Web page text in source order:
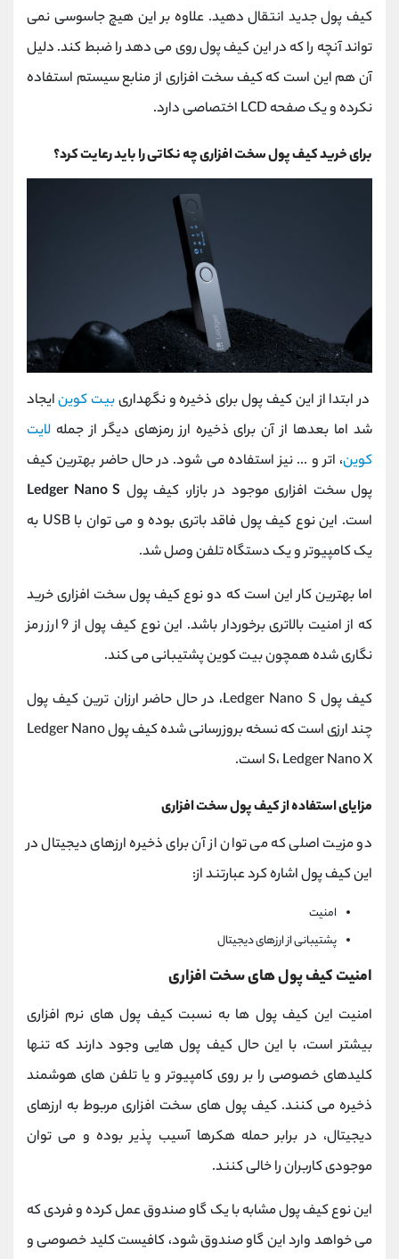
کیف پول جدید انتقال دهید. علاوه بر این هیچ جاسوسی نمی
تواند آنچه را که در این کیف پول روی می دهد را ضبط کند. دلیل
آن هم این است که کیف سخت افزاری از منابع سیستم استفاده
نکرده و یک صفحه LCD اختصاصی دارد.
برای خرید کیف پول سخت افزاری چه نکاتی را باید رعایت کرد؟
در ابتدا از این کیف پول برای ذخیره و نگهداریبیت کوینایجاد
شد اما بعدها از آن برای ذخیره ارز رمزهای دیگر از جمله لایت
کوین، اتر و ... نیز استفاده می شود. در حال حاضر بهترین کیف
پول سخت افزاری موجود در بازار، کیف پول Ledger Nano S
است. این نوع کیف پول فاقد باتری بوده و می توان با USB به
یک کامپیوتر و یک دستگاه تلفن وصل شد.
اما بهترین کار این است که دو نوع کیف پول سخت افزاری خرید
که از امنیت بالاتری برخوردار باشد. این نوع کیف پول از 9 ارز رمز
نگاری شده همچون بیت کوین پشتیبانی می کند.
کیف پول Ledger Nano S، در حال حاضر ارزان ترین کیف پول
چند ارزی است که نسخه بروزرسانی شده کیف پول Ledger Nano
S، Ledger Nano X است.
مزایای استفاده از کیف پول سخت افزاری
دو مزیت اصلی که می توان از آن برای ذخیره ارزهای دیجیتال در
این کیف پول اشاره کرد عبارتند از:
امنیت
پشتیبانی از ارزهای دیجیتال
امنیت کیف پول های سخت افزاری
امنیت این کیف پول ها به نسبت کیف پول های نرم افزاری
بیشتر است، با این حال کیف پول هایی وجود دارند که تنها
کلیدهای خصوصی را بر روی کامپیوتر و یا تلفن های هوشمند
ذخیره می کنند. کیف پول های سخت افزاری مربوط به ارزهای
دیجیتال، در برابر حمله هکرها آسیب پذیر بوده و می توان
موجودی کاربران را خالی کنند.
این نوع کیف پول مشابه با یک گاو صندوق عمل کرده و فردی که
می خواهد وارد این گاو صندوق شود، کافیست کلید خصوصی و